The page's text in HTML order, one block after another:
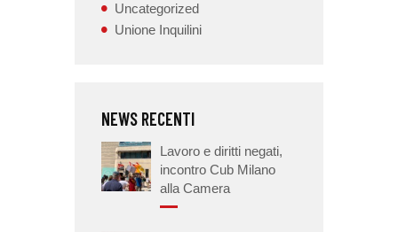
Uncategorized
Unione Inquilini
NEWS RECENTI
Lavoro e diritti negati,
incontro Cub Milano
alla Camera